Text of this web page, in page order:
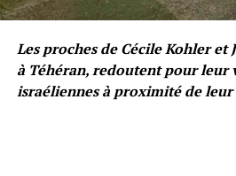
Les proches de Cécile Kohler et
à Téhéran, redoutent pour leur
israéliennes à proximité de